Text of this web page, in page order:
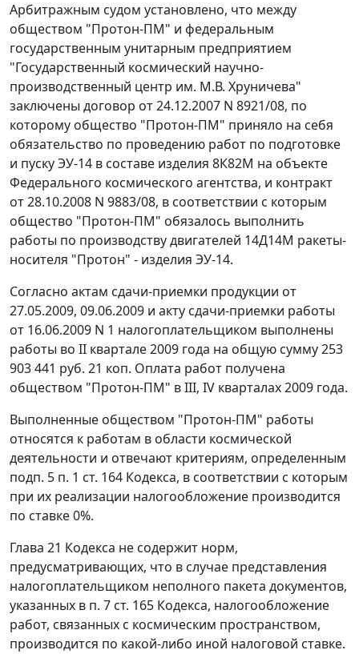
Арбитражным судом установлено, что между
обществом "Протон-ПМ" и федеральным
государственным унитарным предприятием
"Государственный космический научно-
производственный центр им. М.В. Хруничева"
заключены договор от 24.12.2007 N 8921/08, по
которому общество "Протон-ПМ" приняло на себя
обязательство по проведению работ по подготовке
и пуску ЭУ-14 в составе изделия 8К82М на объекте
Федерального космического агентства, и контракт
от 28.10.2008 N 9883/08, в соответствии с которым
общество "Протон-ПМ" обязалось выполнить
работы по производству двигателей 14Д14М ракеты-
носителя "Протон" - изделия ЭУ-14.
Согласно актам сдачи-приемки продукции от
27.05.2009, 09.06.2009 и акту сдачи-приемки работы
от 16.06.2009 N 1 налогоплательщиком выполнены
работы во II квартале 2009 года на общую сумму 253
903 441 руб. 21 коп. Оплата работ получена
обществом "Протон-ПМ" в III, IV кварталах 2009 года.
Выполненные обществом "Протон-ПМ" работы
относятся к работам в области космической
деятельности и отвечают критериям, определенным
подп. 5 п. 1 ст. 164 Кодекса, в соответствии с которым
при их реализации налогообложение производится
по ставке 0%.
Глава 21 Кодекса не содержит норм,
предусматривающих, что в случае представления
налогоплательщиком неполного пакета документов,
указанных в п. 7 ст. 165 Кодекса, налогообложение
работ, связанных с космическим пространством,
производится по какой-либо иной налоговой ставке.